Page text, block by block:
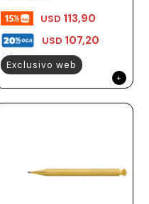
USD 107,20
USD 113,90
Exclusivo web